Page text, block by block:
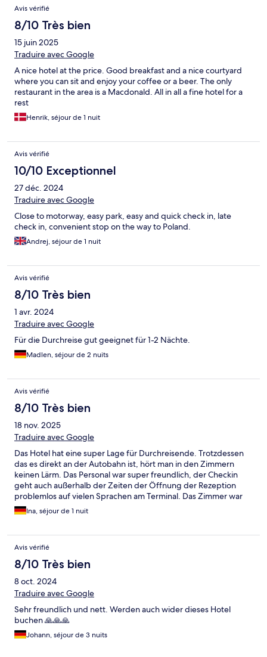
Avis vérifié
8/10 Très bien
15 juin 2025
Traduire avec Google
A nice hotel at the price. Good breakfast and a nice courtyard
where you can sit and enjoy your coffee or a beer. The only
restaurant in the area is a Macdonald. All in all a fine hotel for a
rest
Henrik, séjour de 1 nuit
Avis vérifié
10/10 Exceptionnel
27 déc. 2024
Traduire avec Google
Close to motorway, easy park, easy and quick check in, late
check in, convenient stop on the way to Poland.
Andrej, séjour de 1 nuit
Avis vérifié
8/10 Très bien
1 avr. 2024
Traduire avec Google
Für die Durchreise gut geeignet für 1-2 Nächte.
Madlen, séjour de 2 nuits
Avis vérifié
8/10 Très bien
18 nov. 2025
Traduire avec Google
Das Hotel hat eine super Lage für Durchreisende. Trotzdessen
das es direkt an der Autobahn ist, hört man in den Zimmern
keinen Lärm. Das Personal war super freundlich, der Checkin
geht auch außerhalb der Zeiten der Öffnung der Rezeption
problemlos auf vielen Sprachen am Terminal. Das Zimmer war
gut eingerichtet, modern, bequem. Das Bad ist auf Dauer (bei
längerem Aufenthalt) evtl. etwas klein. Frühstück war auch
buchen.
Ina, séjour de 1 nuit
Avis vérifié
8/10 Très bien
8 oct. 2024
Traduire avec Google
Sehr freundlich und nett. Werden auch wider dieses Hotel
buchen 🙏🙏🙏
Johann, séjour de 3 nuits